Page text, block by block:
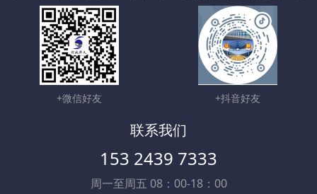
+微信好友 +抖音好友
联系我们
153 2439 7333
周一至周五 08：00-18：00